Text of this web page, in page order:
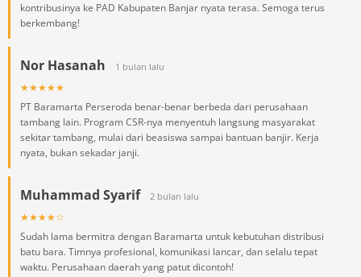
kontribusinya ke PAD Kabupaten Banjar nyata terasa. Semoga terus
berkembang!
Nor Hasanah 1 bulan lalu
★★★★★
PT Baramarta Perseroda benar-benar berbeda dari perusahaan
tambang lain. Program CSR-nya menyentuh langsung masyarakat
sekitar tambang, mulai dari beasiswa sampai bantuan banjir. Kerja
nyata, bukan sekadar janji.
Muhammad Syarif 2 bulan lalu
★★★★☆
Sudah lama bermitra dengan Baramarta untuk kebutuhan distribusi
batu bara. Timnya profesional, komunikasi lancar, dan selalu tepat
waktu. Perusahaan daerah yang patut dicontoh!